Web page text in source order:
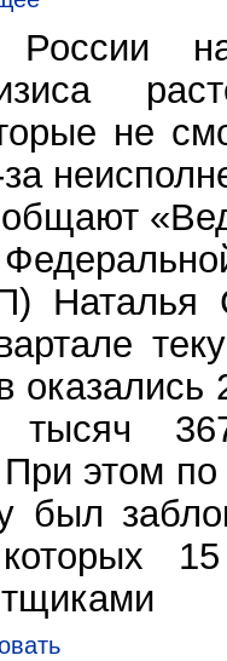
не
за
Наталья
оказались
этом по
был